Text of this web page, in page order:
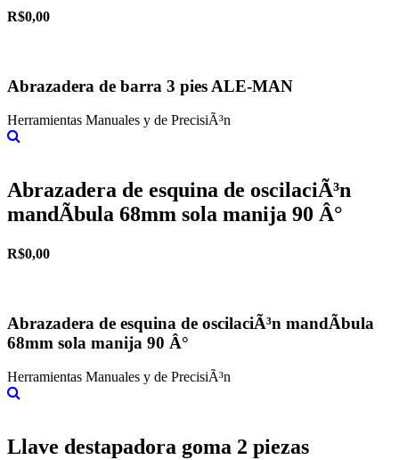
R$0,00
Abrazadera de barra 3 pies ALE-MAN
Herramientas Manuales y de PrecisiÃ³n
Abrazadera de esquina de oscilaciÃ³n
mandÃ­bula 68mm sola manija 90 Â°
R$0,00
Abrazadera de esquina de oscilaciÃ³n mandÃ­bula
68mm sola manija 90 Â°
Herramientas Manuales y de PrecisiÃ³n
Llave destapadora goma 2 piezas